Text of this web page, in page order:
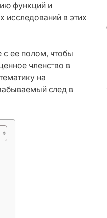
функций и
в этих
с ее полом, чтобы
членство в
на
след в